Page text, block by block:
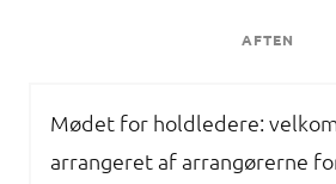
AFTEN
Mødet for holdledere:
arrangeret af arrangørerne